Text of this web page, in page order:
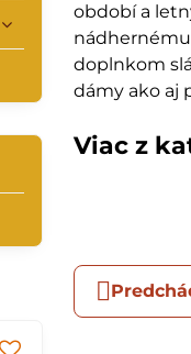
období a
doplnkom
dámy ako aj
Viac z